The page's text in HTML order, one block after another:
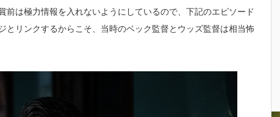
前は極力情報を入れないようにしているので、下記のエピソード
とリンクするからこそ、当時のベック監督とウッズ監督は相当怖